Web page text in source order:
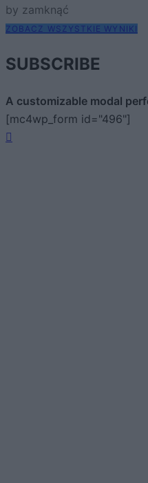
by zamknąć
ZOBACZ WSZYSTKIE WYNIKI
SUBSCRIBE
A customizable modal
[mc4wp_form id="496"]